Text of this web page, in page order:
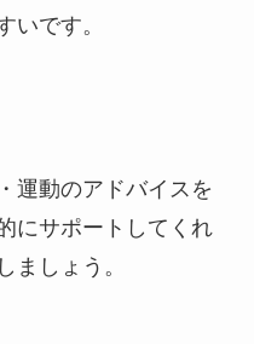
いです。
運動のアドバイスを
にサポートしてくれ
ましょう。